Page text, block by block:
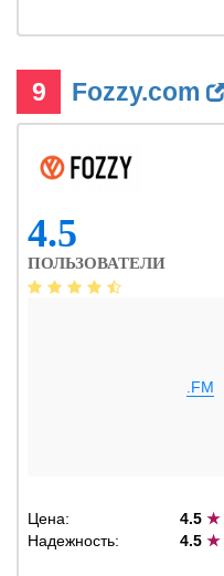
9 Fozzy.com
4.5
ПОЛЬЗОВАТЕЛИ
.FM
Цена: 4.5★
Надежность:
4.5★